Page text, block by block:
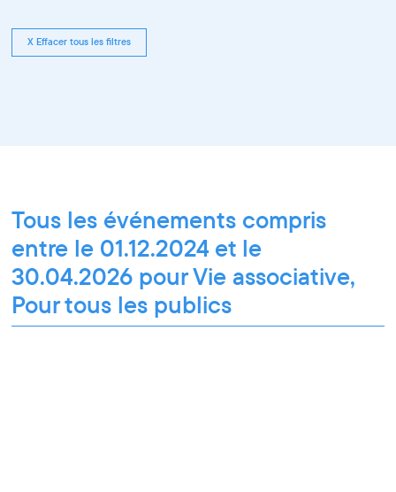
X Effacer tous les filtres
Tous les événements compris
entre le 01.12.2024 et le
30.04.2026 pour Vie associative,
Pour tous les publics